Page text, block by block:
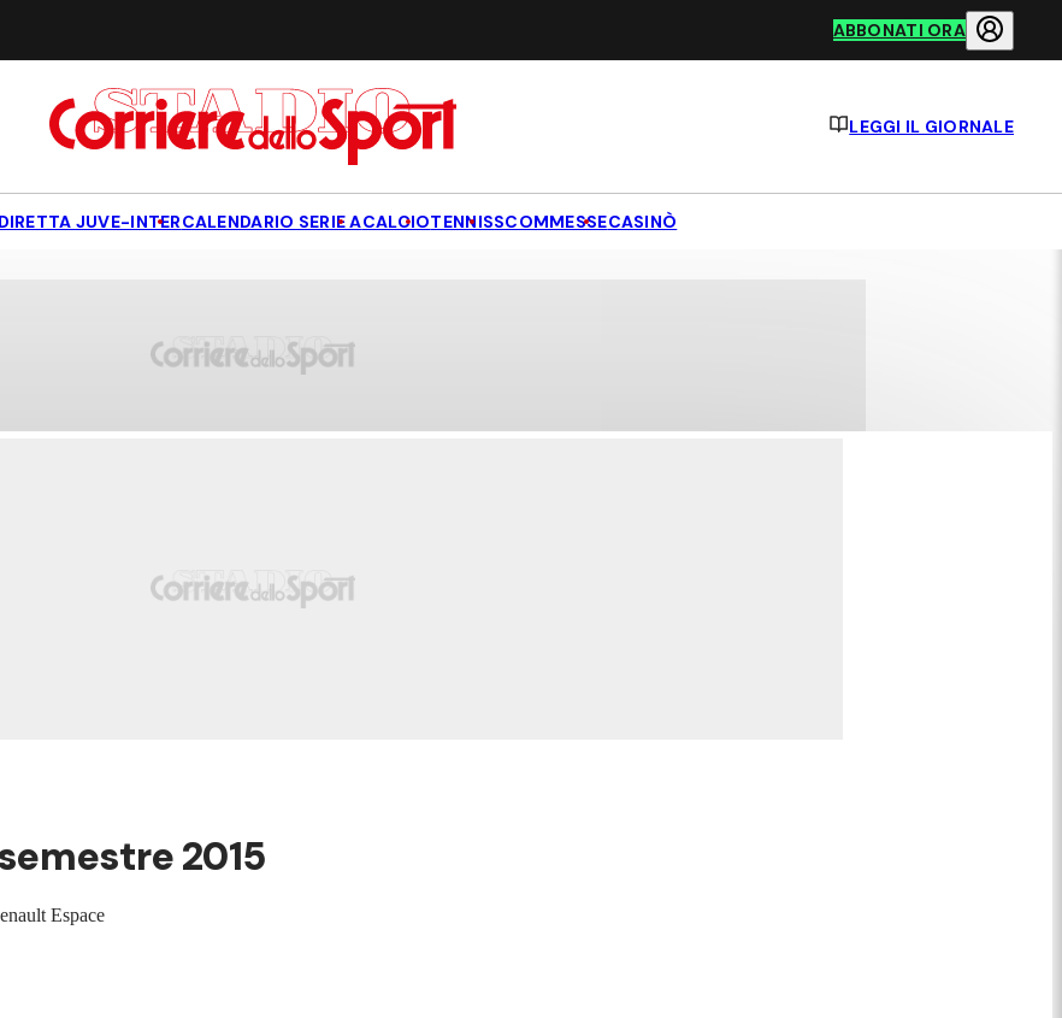
ABBONATI ORA
LEGGI IL GIORNALE
DIRETTA JUVE-INTERCALENDARIO SERIE ACALCIOTENNISSCOMMESSECASINÒ
2015
Espace